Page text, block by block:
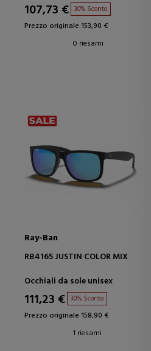
107,73 € 30% Sconto
Prezzo originale 153,90 €
0 riesami
Ray-Ban
RB4165 JUSTIN COLOR MIX
Occhiali da sole unisex
111,23 € 30% Sconto
Prezzo originale 158,90 €
1 riesami